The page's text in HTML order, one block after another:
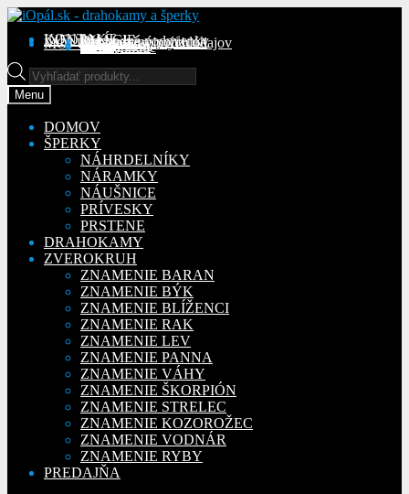
Preskočiť
navigáciu
Preskočiť
obsah
KONTAKT
INFORMÁCIE
Obchodné podmienky
Reklamačný poriadok
Ochrana osobných údajov
MÔJ ÚČETObjednávky
Adresy
Detaily účtu
Na stiahnutie
Products
search
Menu
DOMOV
ŠPERKY
NÁHRDELNÍKY
NÁRAMKY
NÁUŠNICE
PRÍVESKY
PRSTENE
DRAHOKAMY
ZVEROKRUH
ZNAMENIE BARAN
ZNAMENIE BÝK
ZNAMENIE BLÍŽENCI
ZNAMENIE RAK
ZNAMENIE LEV
ZNAMENIE PANNA
ZNAMENIE VÁHY
ZNAMENIE ŠKORPIÓN
ZNAMENIE STRELEC
ZNAMENIE KOZOROŽEC
ZNAMENIE VODNÁR
ZNAMENIE RYBY
PREDAJŇA